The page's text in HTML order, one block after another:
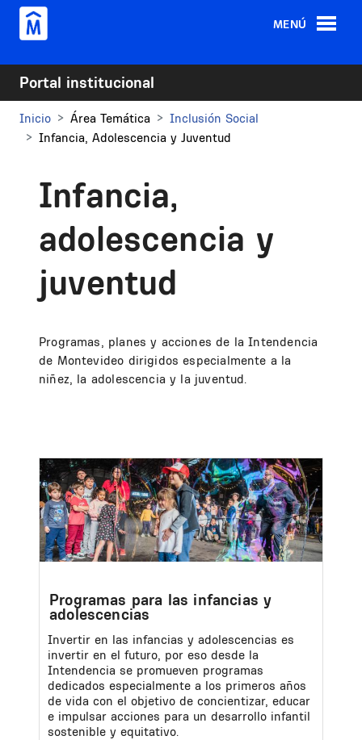
Pasar al contenido principal
MENÚ
Portal institucional
Inicio Área Temática
Inclusión Social
Infancia, Adolescencia y Juventud
Infancia,
adolescencia y
juventud
Programas, planes y acciones de la Intendencia
de Montevideo dirigidos especialmente a la
niñez, la adolescencia y la juventud.
Image
Programas para las infancias y
adolescencias
Invertir en las infancias y adolescencias es
invertir en el futuro, por eso desde la
Intendencia se promueven programas
dedicados especialmente a los primeros años
de vida con el objetivo de concientizar, educar
e impulsar acciones para un desarrollo infantil
sostenible y equitativo.